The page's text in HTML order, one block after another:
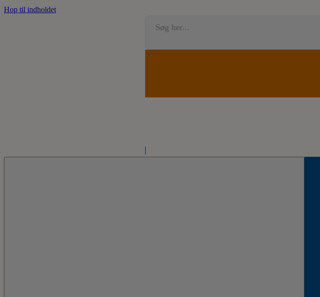
Hop til indholdet
Søg her...